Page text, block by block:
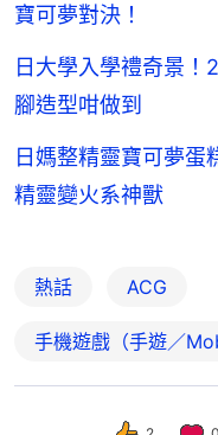
寶可夢對決！
日大學入學禮奇景
腳造型咁做到
日媽整精靈寶可夢
精靈變火系神獸
熱話 ACG
手機遊戲（手遊／